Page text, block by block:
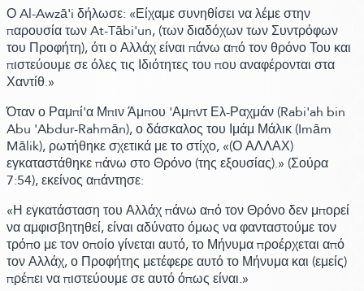
Ο Al-Awzā'i δήλωσε: «Είχαμε συνηθίσει να λέμε στην
παρουσία των At-Tābi'un,(των διαδόχων των Συντρόφων
του Προφήτη), ότι ο Αλλάχ είναι πάνω από τον θρόνο Του και
πιστεύουμε σε όλες τις Ιδιότητες του που αναφέρονται στα
Χαντίθ.»
Όταν ο Ραμπί'α Μπιν Άμπου 'Αμπντ Ελ-Ραχμάν(Rabi'ah bin
Abu 'Abdur-Rahmān), ο δάσκαλος του Ιμάμ Μάλικ(Imām
Mālik), ρωτήθηκε σχετικά με το στίχο, «(Ο ΑΛΛΑΧ)
εγκαταστάθηκε πάνω στο Θρόνο(της εξουσίας).» (Σούρα
7:54),εκείνος απάντησε:
«Η εγκατάσταση του Αλλάχ πάνω από τον Θρόνο δεν μπορεί
να αμφισβητηθεί, είναι αδύνατο όμως να φανταστούμε τον
τρόπο με τον οποίο γίνεται αυτό, το Μήνυμα προέρχεται από
τον Αλλάχ, ο Προφήτης μετέφερε αυτό το Μήνυμα και (εμείς)
πρέπει να πιστεύουμε σε αυτό όπως είναι.»